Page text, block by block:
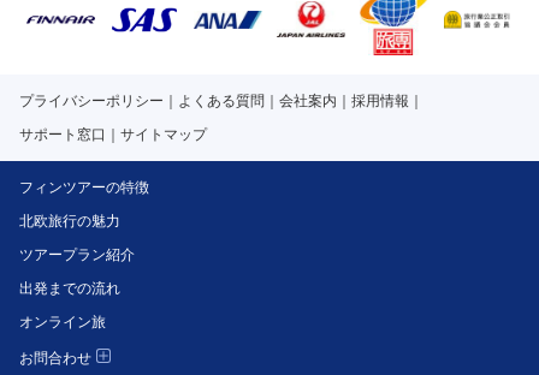
プライバシーポリシー よくある質問 会社案内
採用情報
サポート窓口
サイトマップ
フィンツアーの特徴
北欧旅行の魅力
ツアープラン紹介
出発までの流れ
オンライン旅
お問合わせ